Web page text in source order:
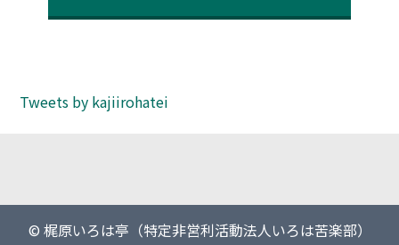
Tweets by kajiirohatei
© 梶原いろは亭（特定非営利活動法人いろは苦楽部）